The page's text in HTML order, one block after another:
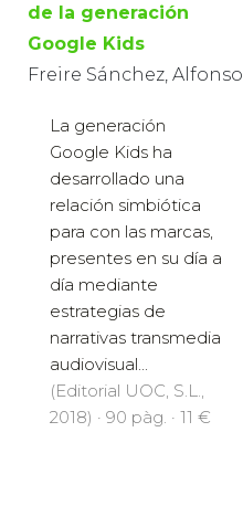
de la generación
Google Kids
Freire Sánchez, Alfonso
La generación
Google Kids ha
desarrollado una
relación simbiótica
para con las marcas,
presentes en su día a
día mediante
estrategias de
narrativas transmedia
audiovisual...
(Editorial UOC, S.L.,
2018) · 90 pàg. · 11 €